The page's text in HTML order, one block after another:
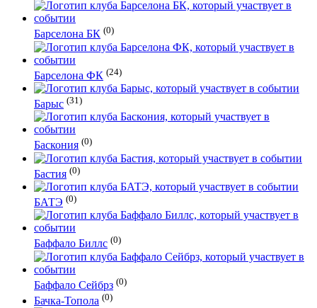
Барселона БК (0)
Барселона ФК (24)
Барыс (31)
Баскония (0)
Бастия (0)
БАТЭ (0)
Баффало Биллс (0)
Баффало Сейбрз (0)
Бачка-Топола (0)